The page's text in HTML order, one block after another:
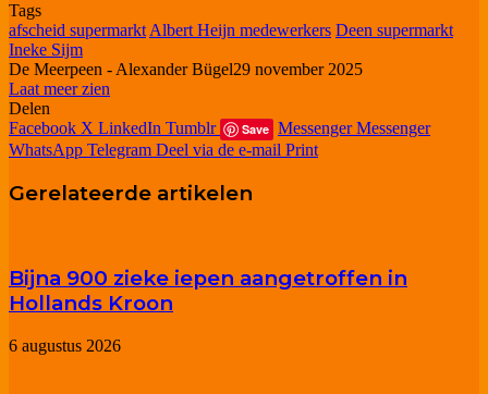
Tags
afscheid supermarkt Albert Heijn medewerkers Deen supermarkt
Ineke Sijm
De Meerpeen - Alexander Bügel29 november 2025
Laat meer zien
Delen
Facebook X LinkedIn Tumblr Save Messenger Messenger
WhatsApp Telegram Deel via de e-mail Print
Gerelateerde artikelen
Bijna 900 zieke iepen aangetroffen in
Hollands Kroon
6 augustus 2026